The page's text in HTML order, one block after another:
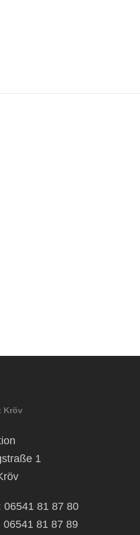
Kröv
1
06541 81 87 80
06541 81 87 89